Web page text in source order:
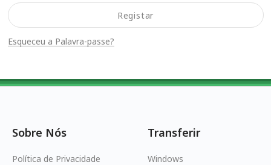
Esqueceu a Palavra-passe?
Registar
Sobre Nós
Política de Privacidade
Transferir
Windows